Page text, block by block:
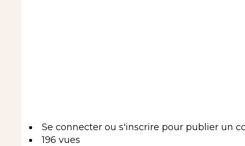
Se connecter ou s'inscrire pour publier un
196 vues